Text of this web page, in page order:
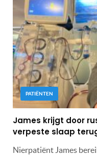
PATIËNTEN
James krijgt door
verpeste slaap
Nierpatiënt James